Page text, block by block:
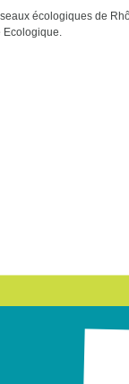
écologiques de
Ecologique.